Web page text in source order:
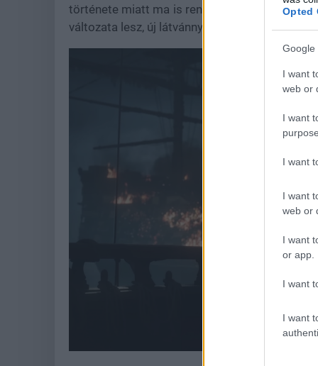
Opted
Google
I want
web or
I want
I want
I want
web or
I want
or app.
I want
I want
története miatt ma is rengetegen emlegetik a
változata lesz, új látvánnyal, átdolgozott